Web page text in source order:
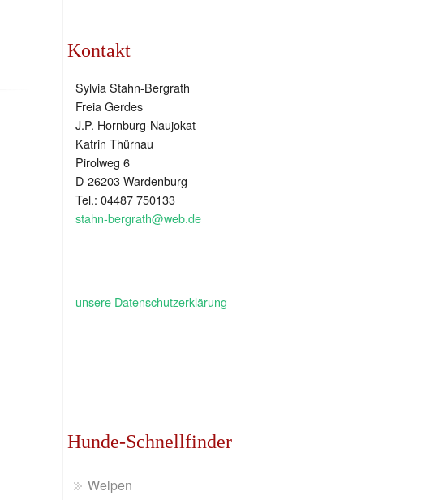
Kontakt
Sylvia Stahn-Bergrath
Freia Gerdes
J.P. Hornburg-Naujokat
Katrin Thürnau
Pirolweg 6
D-26203 Wardenburg
Tel.: 04487 750133
stahn-bergrath@web.de
unsere Datenschutzerklärung
Hunde-Schnellfinder
Welpen